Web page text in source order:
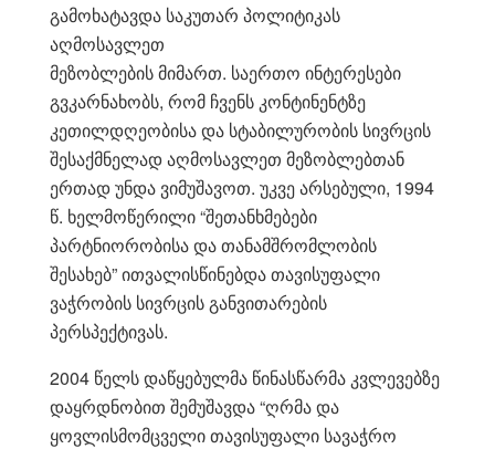
გამოხატავდა საკუთარ პოლიტიკას
აღმოსავლეთ
მეზობლების მიმართ. საერთო ინტერესები
გვკარნახობს, რომ ჩვენს კონტინენტზე
კეთილდღეობისა და სტაბილურობის სივრცის
შესაქმნელად აღმოსავლეთ მეზობლებთან
ერთად უნდა ვიმუშავოთ. უკვე არსებული, 1994
წ. ხელმოწერილი “შეთანხმებები
პარტნიორობისა და თანამშრომლობის
შესახებ” ითვალისწინებდა თავისუფალი
ვაჭრობის სივრცის განვითარების
პერსპექტივას.
2004 წელს დაწყებულმა წინასწარმა კვლევებზე
დაყრდნობით შემუშავდა “ღრმა და
ყოვლისმომცველი თავისუფალი სავაჭრო